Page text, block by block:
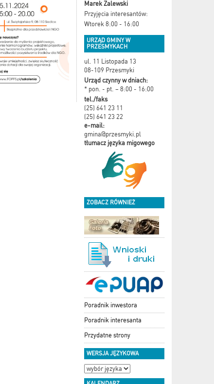
Marek Zalewski
Przyjęcia interesantów:
Wtorek 8:00 - 16:00
URZĄD GMINY W
PRZESMYKACH
ul. 11 Listopada 13
08-109 Przesmyki
Urząd czynny w dniach:
* pon. - pt. – 8:00 - 16:00
tel./faks
(25) 641 23 11
(25) 641 23 22
e-mail:
gmina@przesmyki.pl
tłumacz języka migowego
ZOBACZ RÓWNIEŻ
Poradnik inwestora
Poradnik interesanta
Przydatne strony
WERSJA JĘZYKOWA